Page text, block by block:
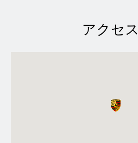
アクセス